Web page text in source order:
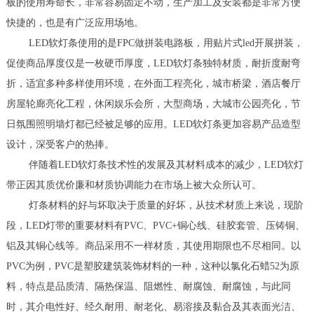
板的使用寿命长，非常容易固定不动，生产加工及安装都是非常方便
快捷的，也是有广泛应用场地。
LED软灯条使用的是FPC做拼装电路板，用贴片式led开展拼装，
促使商品厚度仅是一枚硬币厚度，LED软灯条独特材质，耐折度耐弯
折，适宜多种多样使用环境，在外面工程亮化，城市桥梁，酒店餐厅
房屋轮廊亮化工程，休闲娱乐会所，大型商场，大城市公园亮化，节
日氛围照明墙灯都已经被足够的应用。LED软灯条更加容易产品造型
设计，深受客户的热捧。
伴随着LED软灯条技术性的发展及其材料成本的减少，LED软灯
带正因其质优价廉和材质协调能力在市场上被大众所认可。
灯条材料的好与坏取决于质量的好坏，从技术材质上来说，现阶
段，LED灯带的重要材料有PVC、PVC+铜心线、硅胶套管、压铸铜、
铝及其铜心线等。商品采用不一样材质，其使用期限也不尽相同。以
PVC为例，PVC是塑胶建筑装饰材料的一种，这种以氯化石蜡52为原
料，特点是品质清、隔热保温、阻燃性、耐腐蚀、耐腐蚀，与此同
时，其介电性好、经久耐用、耐老化、易溶接及黏合及其表面光洁、